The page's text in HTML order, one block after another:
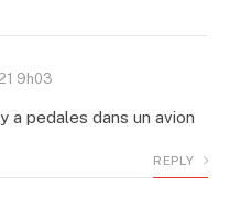
9h03
a pedales dans un avion
REPLY